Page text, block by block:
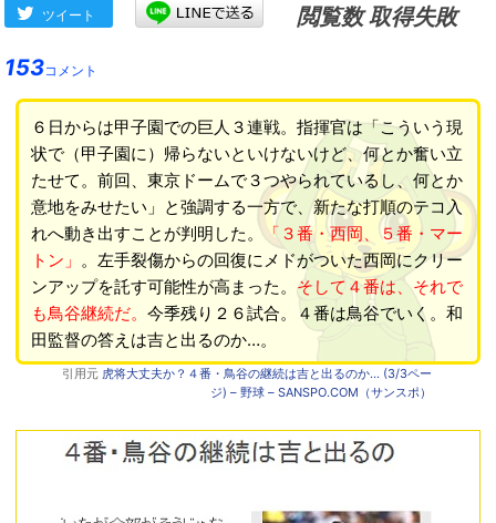
ツイート
閲覧数 取得失敗
153コメント
６日からは甲子園での巨人３連戦。指揮官は「こういう現
状で（甲子園に）帰らないといけないけど、何とか奮い立
たせて。前回、東京ドームで３つやられているし、何とか
意地をみせたい」と強調する一方で、新たな打順のテコ入
れへ動き出すことが判明した。「３番・西岡、５番・マー
トン」 。左手裂傷からの回復にメドがついた西岡にクリー
ンアップを託す可能性が高まった。 そして４番は、それで
も鳥谷継続だ。 今季残り２６試合。４番は鳥谷でいく。和
田監督の答えは吉と出るのか…。
引用元 虎将大丈夫か？４番・鳥谷の継続は吉と出るのか… (3/3ペー
ジ) – 野球 – SANSPO.COM（サンスポ）